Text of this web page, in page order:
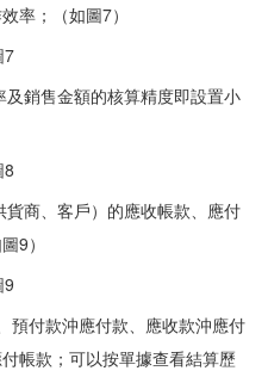
率；（如圖7）
7
銷售金額的核算精度即設置小
8
商、客戶）的應收帳款、應付
9）
9
付款沖應付款、應收款沖應付
帳款；可以按單據查看結算歷